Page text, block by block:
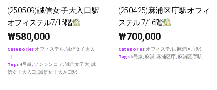
(25.05.09)誠信女子大入口駅
オフィステル7/16階
₩580,000
Categories オフィステル,誠信女子大入
口
Tags4号線, ソンシンヨデ,誠信女子大,誠
信女子大入口,誠信女子大入口駅
(25.04.25)麻浦区庁駅オフィ
ステル 7/16階
₩700,000
Categories オフィステル, 麻浦区庁駅
Tags6号線, 麻浦, 麻浦区庁, 麻浦区庁駅